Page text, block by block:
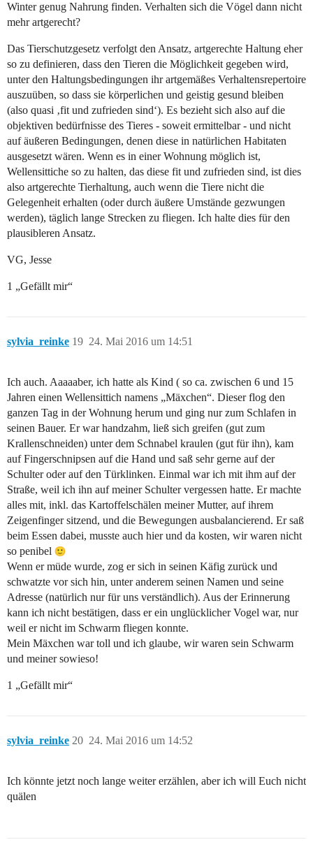
Winter genug Nahrung finden. Verhalten sich die Vögel dann nicht
mehr artgerecht?
Das Tierschutzgesetz verfolgt den Ansatz, artgerechte Haltung eher
so zu definieren, dass den Tieren die Möglichkeit gegeben wird,
unter den Haltungsbedingungen ihr artgemäßes Verhaltensrepertoire
auszuüben, so dass sie körperlichen und geistig gesund bleiben
(also quasi ‚fit und zufrieden sind‘). Es bezieht sich also auf die
objektiven bedürfnisse des Tieres - soweit ermittelbar - und nicht
auf äußeren Bedingungen, denen diese in natürlichen Habitaten
ausgesetzt wären. Wenn es in einer Wohnung möglich ist,
Wellensittiche so zu halten, das diese fit und zufrieden sind, ist dies
also artgerechte Tierhaltung, auch wenn die Tiere nicht die
Gelegenheit erhalten (oder durch äußere Umstände gezwungen
werden), täglich lange Strecken zu fliegen. Ich halte dies für den
plausibleren Ansatz.
VG, Jesse
1 „Gefällt mir“
sylvia_reinke 24. Mai 2016 um 14:51
19
Ich auch. Aaaaaber, ich hatte als Kind ( so ca. zwischen 6 und 15
Jahren einen Wellensittich namens „Mäxchen“. Dieser flog den
ganzen Tag in der Wohnung herum und ging nur zum Schlafen in
seinen Bauer. Er war handzahm, ließ sich greifen (gut zum
Krallenschneiden) unter dem Schnabel kraulen (gut für ihn), kam
auf Fingerschnipsen auf die Hand und saß sehr gerne auf der
Schulter oder auf den Türklinken. Einmal war ich mit ihm auf der
Straße, weil ich ihn auf meiner Schulter vergessen hatte. Er machte
alles mit, inkl. das Kartoffelschälen meiner Mutter, auf ihrem
Zeigenfinger sitzend, und die Bewegungen ausbalancierend. Er saß
beim Essen dabei, musste auch hier und da kosten, wir waren nicht
so penibel
Wenn er müde wurde, zog er sich in seinen Käfig zurück und
schwatzte vor sich hin, unter anderem seinen Namen und seine
Adresse (natürlich nur für uns verständlich). Aus der Erinnerung
kann ich nicht bestätigen, dass er ein unglücklicher Vogel war, nur
weil er nicht im Schwarm fliegen konnte.
Mein Mäxchen war toll und ich glaube, wir waren sein Schwarm
und meiner sowieso!
1 „Gefällt mir“
sylvia_reinke 24. Mai 2016 um 14:52
20
Ich könnte jetzt noch lange weiter erzählen, aber ich will Euch nicht
quälen